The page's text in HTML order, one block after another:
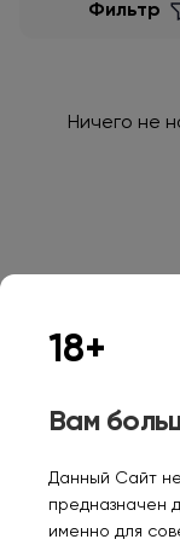
Фильтр
Ничего не
PUFFMI PURE
Виноград яблоко
18+
Вам
Данный Сайт
предназначен
именно для